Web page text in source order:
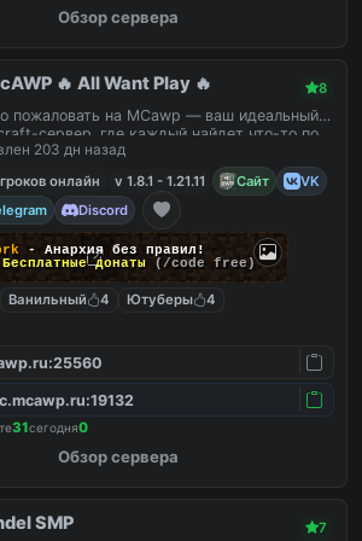
Обзор сервера
🔥 All Want Play 🔥 8
пожаловать на MCawp — ваш идеальный
сервер, где каждый найдет что-то по
203 дн назад
онлайн
v 1.8.1 - 1.21.11 Сайт
VK
Discord
- Анархия без правил!
Бесплатные донаты (/code free)
Ванильный 4 Ютуберы
4
31сегодня0
Обзор сервера
SMP 7